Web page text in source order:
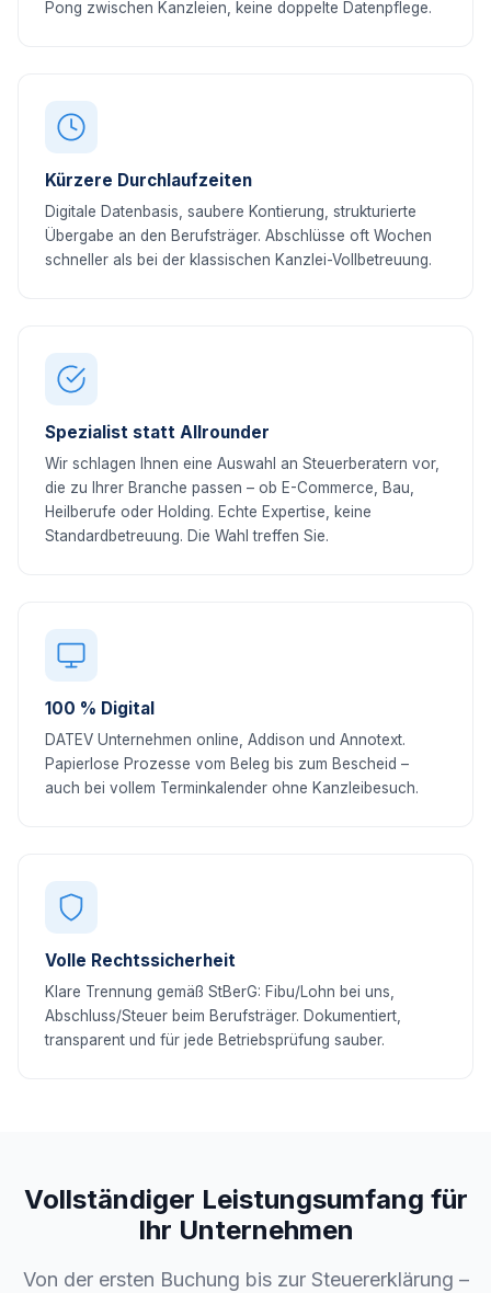
Pong zwischen Kanzleien, keine doppelte Datenpflege.
Kürzere Durchlaufzeiten
Digitale Datenbasis, saubere Kontierung, strukturierte
Übergabe an den Berufsträger. Abschlüsse oft Wochen
schneller als bei der klassischen Kanzlei-Vollbetreuung.
Spezialist statt Allrounder
Wir schlagen Ihnen eine Auswahl an Steuerberatern vor,
die zu Ihrer Branche passen – ob E-Commerce, Bau,
Heilberufe oder Holding. Echte Expertise, keine
Standardbetreuung. Die Wahl treffen Sie.
100 % Digital
DATEV Unternehmen online, Addison und Annotext.
Papierlose Prozesse vom Beleg bis zum Bescheid –
auch bei vollem Terminkalender ohne Kanzleibesuch.
Volle Rechtssicherheit
Klare Trennung gemäß StBerG: Fibu/Lohn bei uns,
Abschluss/Steuer beim Berufsträger. Dokumentiert,
transparent und für jede Betriebsprüfung sauber.
Vollständiger Leistungsumfang für
Ihr Unternehmen
Von der ersten Buchung bis zur Steuererklärung –